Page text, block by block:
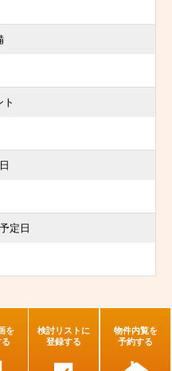
ト
定日
を
検討リストに
登録する
物件内覧を
予約する